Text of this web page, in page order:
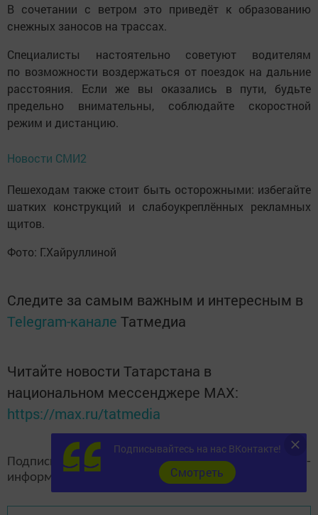
В сочетании с ветром это приведёт к образованию
снежных заносов на трассах.
Специалисты настоятельно советуют водителям
по возможности воздержаться от поездок на дальние
расстояния. Если же вы оказались в пути, будьте
предельно внимательны, соблюдайте скоростной
режим и дистанцию.
Новости СМИ2
Пешеходам также стоит быть осторожными: избегайте
шатких конструкций и слабоукреплённых рекламных
щитов.
Фото: Г.Хайруллиной
Следите за самым важным и интересным в
Telegram-канале Татмедиа
Читайте новости Татарстана в
национальном мессенджере MАХ:
https://max.ru/tatmedia
Подписывайтесь на нашканалMAX«Чистополь-
информ»
Подписывайтесь на нас ВКонтакте!
Cмотреть